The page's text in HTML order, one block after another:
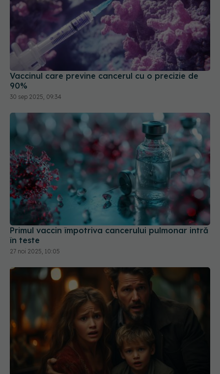
Vaccinul care previne cancerul cu o precizie de
90%
Primul vaccin împotriva cancerului pulmonar intră
în teste
27 noi 2025, 10:05